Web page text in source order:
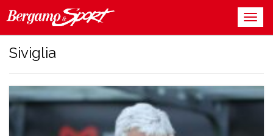
Siviglia